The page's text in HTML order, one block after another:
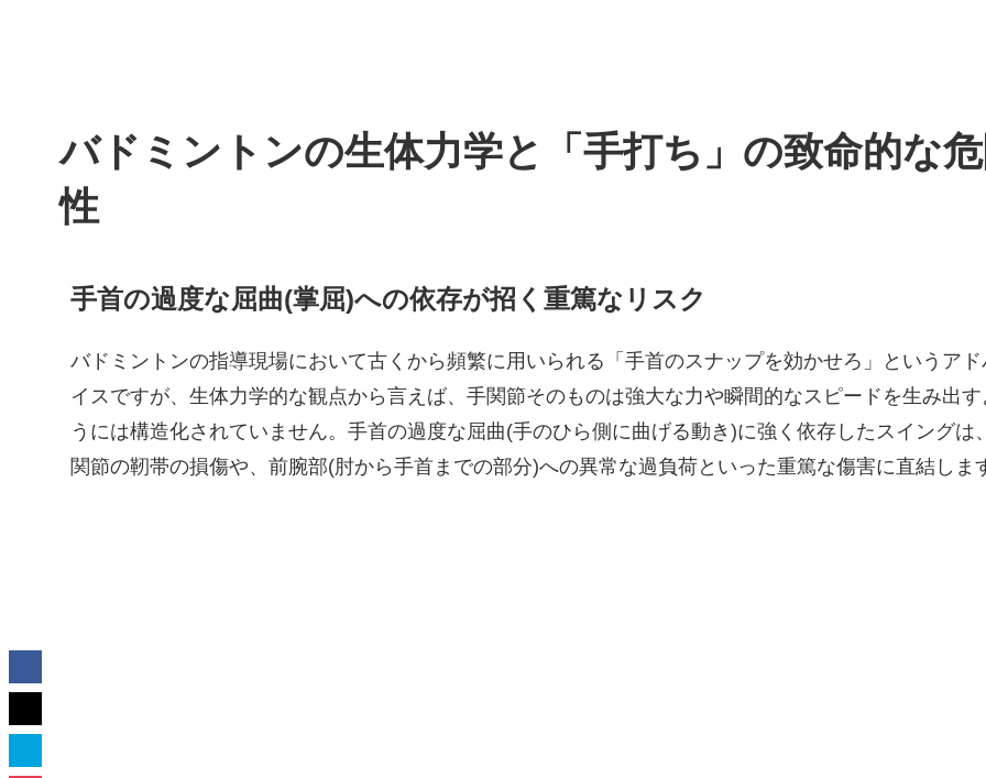
バドミントンの生体力学と「手打ち」の致命的な
性
手首の過度な屈曲(掌屈)への依存が招く重篤なリスク
バドミントンの指導現場において古くから頻繁に用いられる「手首のスナップを効かせろ」というアド
イスですが、生体力学的な観点から言えば、手関節そのものは強大な力や瞬間的なスピードを生み出す
うには構造化されていません。手首の過度な屈曲(手のひら側に曲げる動き)に強く依存したスイングは
関節の靭帯の損傷や、前腕部(肘から手首までの部分)への異常な過負荷といった重篤な傷害に直結しま